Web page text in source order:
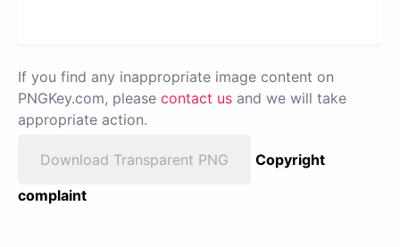
If you find any inappropriate image content on
PNGKey.com, please contact us and we will take
appropriate action.
Download Transparent PNG
Copyright
complaint